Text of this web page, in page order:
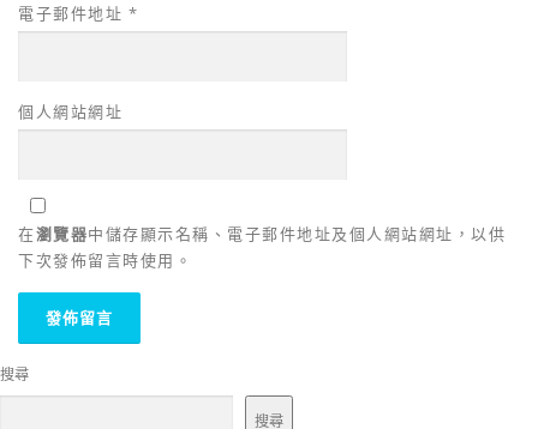
電子郵件地址 *
個人網站網址
在瀏覽器中儲存顯示名稱、電子郵件地址及個人網站網址，以供
下次發佈留言時使用。
搜尋
搜尋